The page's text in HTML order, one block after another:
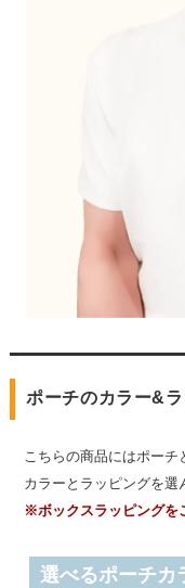
ポーチのカラー&
こちらの商品にはポー
カラーとラッピングを選
※ボックスラッピングを
選べるポーチカ